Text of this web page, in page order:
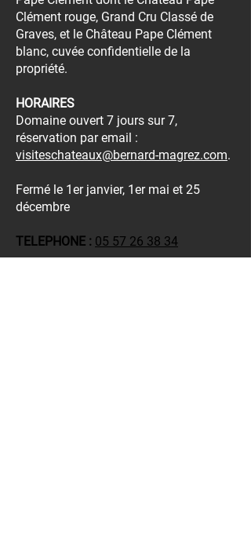
Clément rouge, Grand Cru Classé de
Graves, et le Château Pape Clément
blanc, cuvée confidentielle de la
propriété.
HORAIRES
Domaine ouvert 7 jours sur 7,
réservation par email :
visiteschateaux@bernard-magrez.com.
Fermé le 1er janvier, 1er mai et 25
décembre
TELEPHONE : 05 57 26 38 34